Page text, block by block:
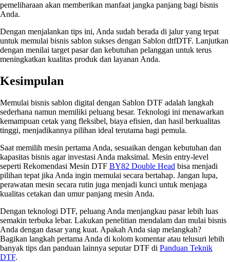
pemeliharaan akan memberikan manfaat jangka panjang bagi bisnis
Anda.
Dengan menjalankan tips ini, Anda sudah berada di jalur yang tepat
untuk memulai bisnis sablon sukses dengan Sablon dtfDTF. Lanjutkan
dengan menilai target pasar dan kebutuhan pelanggan untuk terus
meningkatkan kualitas produk dan layanan Anda.
Kesimpulan
Memulai bisnis sablon digital dengan Sablon DTF adalah langkah
sederhana namun memiliki peluang besar. Teknologi ini menawarkan
kemampuan cetak yang fleksibel, biaya efisien, dan hasil berkualitas
tinggi, menjadikannya pilihan ideal terutama bagi pemula.
Saat memilih mesin pertama Anda, sesuaikan dengan kebutuhan dan
kapasitas bisnis agar investasi Anda maksimal. Mesin entry-level
seperti Rekomendasi Mesin DTF BY82 Double Head bisa menjadi
pilihan tepat jika Anda ingin memulai secara bertahap. Jangan lupa,
perawatan mesin secara rutin juga menjadi kunci untuk menjaga
kualitas cetakan dan umur panjang mesin Anda.
Dengan teknologi DTF, peluang Anda menjangkau pasar lebih luas
semakin terbuka lebar. Lakukan penelitian mendalam dan mulai bisnis
Anda dengan dasar yang kuat. Apakah Anda siap melangkah?
Bagikan langkah pertama Anda di kolom komentar atau telusuri lebih
banyak tips dan panduan lainnya seputar DTF di Panduan Teknik
DTF.